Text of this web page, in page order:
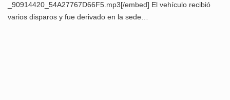
_90914420_54A27767D66F5.mp3[/embed] El vehículo recibió
varios disparos y fue derivado en la sede…